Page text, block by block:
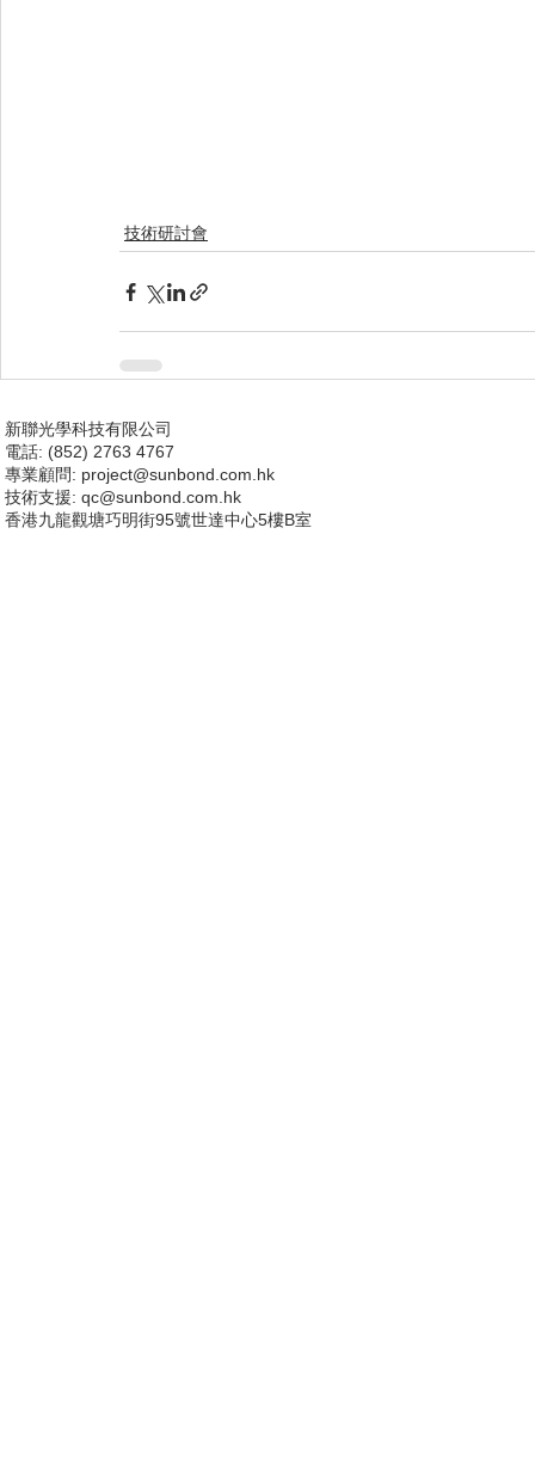
技術研討會
新聯光學科技有限公司
電話: (852) 2763 4767
專業顧問: project@sunbond.com.hk
技術支援: qc@sunbond.com.hk
香港九龍觀塘巧明街95號世達中心5樓B室